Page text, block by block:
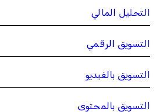
التحليل المالي
التسويق الرقمي
التسويق بالفيديو
التسويق بالمحتوى